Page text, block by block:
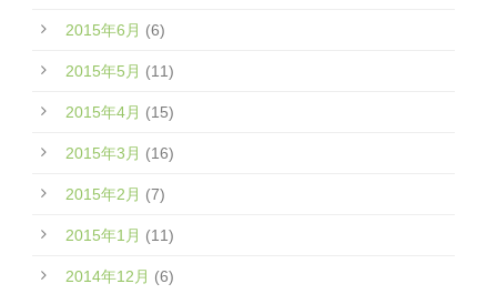
2015年6月 (6)
2015年5月 (11)
2015年4月 (15)
2015年3月 (16)
2015年2月 (7)
2015年1月 (11)
2014年12月 (6)